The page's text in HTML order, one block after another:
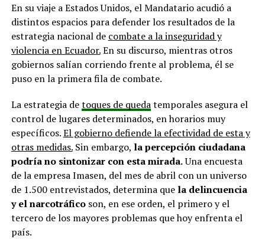
En su viaje a Estados Unidos, el Mandatario acudió a
distintos espacios para defender los resultados de la
estrategia nacional de combate a la inseguridad y
violencia en Ecuador.En su discurso, mientras otros
gobiernos salían corriendo frente al problema, él se
puso en la primera fila de combate.
La estrategia detoques de quedatemporales asegura el
control de lugares determinados, en horarios muy
específicos.El gobierno defiende la efectividad de esta y
otras medidas.Sin embargo, la percepción ciudadana
podría no sintonizar con esta mirada.Una encuesta
de la empresa Imasen, del mes de abril con un universo
de 1.500 entrevistados, determina que la delincuencia
y el narcotráficoson, en ese orden, el primero y el
tercero de los mayores problemas que hoy enfrenta el
país.